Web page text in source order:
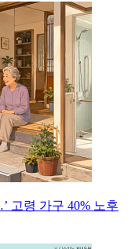
고령 가구 40% 노후